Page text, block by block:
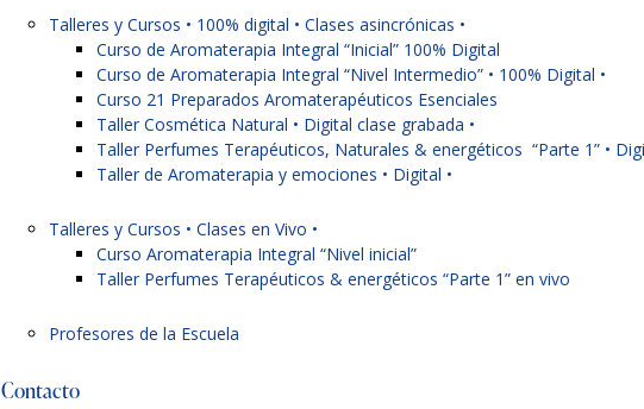
Talleres y Cursos • 100% digital • Clases asincrónicas •
Curso de Aromaterapia Integral “Inicial” 100% Digital
Curso de Aromaterapia Integral “Nivel Intermedio” • 100% Digital •
Curso 21 Preparados Aromaterapéuticos Esenciales
Taller Cosmética Natural • Digital clase grabada •
Taller Perfumes Terapéuticos, Naturales & energéticos “Parte 1” •
Taller de Aromaterapia y emociones • Digital •
Talleres y Cursos • Clases en Vivo •
Curso Aromaterapia Integral “Nivel inicial”
Taller Perfumes Terapéuticos & energéticos “Parte 1” en vivo
Profesores de la Escuela
Contacto